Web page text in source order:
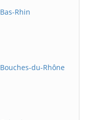
Rhin
du-Rhône